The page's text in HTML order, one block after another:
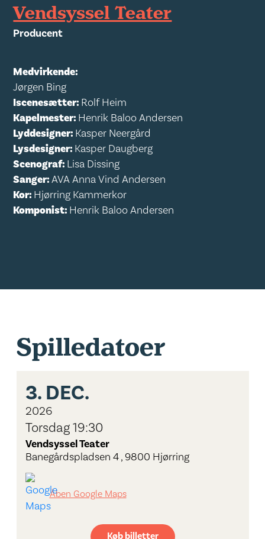
Vendsyssel Teater
Producent
Medvirkende:
Jørgen Bing
Iscenesætter: Rolf Heim
Kapelmester: Henrik Baloo Andersen
Lyddesigner: Kasper Neergård
Lysdesigner: Kasper Daugberg
Scenograf: Lisa Dissing
Sanger:AVA Anna Vind Andersen
Kor: Hjørring Kammerkor
Komponist: Henrik Baloo Andersen
Spilledatoer
3. DEC.
2026
Torsdag 19:30
Vendsyssel Teater
Banegårdspladsen 4 , 9800 Hjørring
Åben Google Maps
Køb billetter